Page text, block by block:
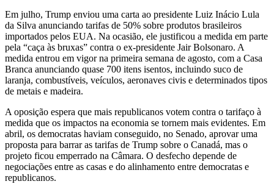
Em julho, Trump enviou uma carta ao presidente Luiz Inácio Lula
da Silva anunciando tarifas de 50% sobre produtos brasileiros
importados pelos EUA. Na ocasião, ele justificou a medida em parte
pela “caça às bruxas” contra o ex-presidente Jair Bolsonaro. A
medida entrou em vigor na primeira semana de agosto, com a Casa
Branca anunciando quase 700 itens isentos, incluindo suco de
laranja, combustíveis, veículos, aeronaves civis e determinados tipos
de metais e madeira.
A oposição espera que mais republicanos votem contra o tarifaço à
medida que os impactos na economia se tornem mais evidentes. Em
abril, os democratas haviam conseguido, no Senado, aprovar uma
proposta para barrar as tarifas de Trump sobre o Canadá, mas o
projeto ficou emperrado na Câmara. O desfecho depende de
negociações entre as casas e do alinhamento entre democratas e
republicanos.